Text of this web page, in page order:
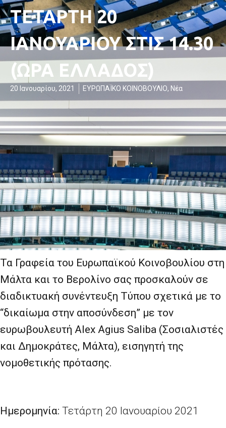
ΤΕΤΑΡΤΗ 20
ΙΑΝΟΥΑΡΙΟΥ ΣΤΙΣ 14.30
(ΩΡΑ ΕΛΛΑΔΟΣ)
20 Ιανουαρίου, 2021 ΕΥΡΩΠΑΪΚΟ ΚΟΙΝΟΒΟΥΛΙΟ, Νέα
Τα Γραφεία του Ευρωπαϊκού Κοινοβουλίου στη
Μάλτα και το Βερολίνο σας προσκαλούν σε
διαδικτυακή συνέντευξη Τύπου σχετικά με το
“δικαίωμα στην αποσύνδεση” με τον
ευρωβουλευτή Alex Agius Saliba (Σοσιαλιστές
και Δημοκράτες, Μάλτα), εισηγητή της
νομοθετικής πρότασης.
Ημερομηνία: Τετάρτη 20 Ιανουαρίου 2021